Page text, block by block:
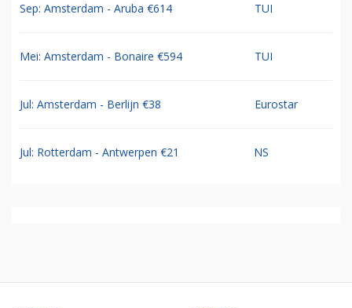
Sep: Amsterdam - Aruba €614 TUI
Mei: Amsterdam - Bonaire €594 TUI
Jul: Amsterdam - Berlijn €38 Eurostar
Jul: Rotterdam - Antwerpen €21 NS